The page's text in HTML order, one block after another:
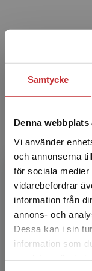
Samtycke
Denna
Vi använder
och annonserna
för sociala
vidarebefordrar
information från
annons- och
Dessa kan i sin
information som
Det verkar
Lärarmaterial
Elinder, Mikael
Mikael
ekonomi vid